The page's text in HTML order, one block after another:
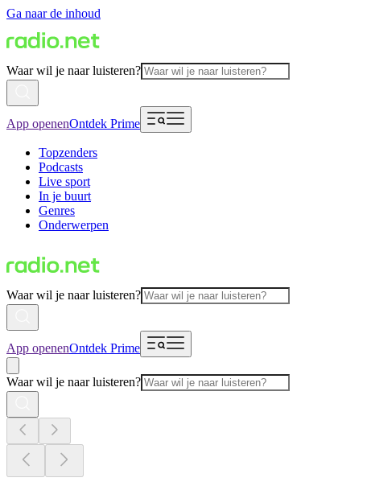
Ga naar de inhoud
Waar wil je naar luisteren?
App openenOntdek Prime
Topzenders
Podcasts
Live sport
In je buurt
Genres
Onderwerpen
Waar wil je naar luisteren?
App openenOntdek Prime
Waar wil je naar luisteren?